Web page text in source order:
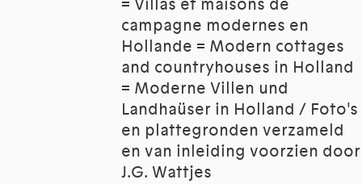
= Villas et maisons de
campagne modernes en
Hollande = Modern cottages
and countryhouses in Holland
= Moderne Villen und
Landhaüser in Holland / Foto's
en plattegronden verzameld
en van inleiding voorzien door
J.G. Wattjes